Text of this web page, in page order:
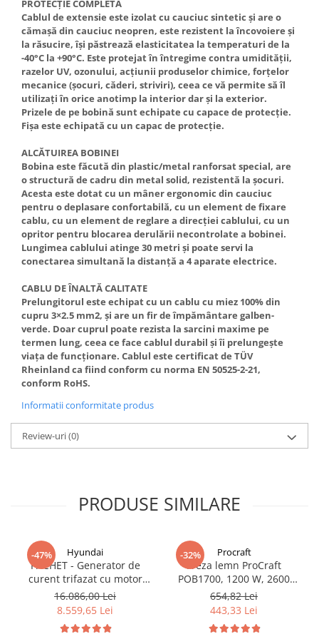
PROTECȚIE COMPLETĂ
Cablul de extensie este izolat cu cauciuc sintetic și are o
cămașă din cauciuc neopren, este rezistent la încovoiere și
la răsucire, își păstrează elasticitatea la temperaturi de la
-40°C la +90°C. Este protejat în întregime contra umidității,
razelor UV, ozonului, acțiunii produselor chimice, forțelor
mecanice (șocuri, căderi, striviri), ceea ce vă permite să îl
utilizați în orice anotimp la interior dar și la exterior.
Prizele de pe bobină sunt echipate cu capace de protecție.
Fișa este echipată cu un capac de protecție.
ALCĂTUIREA BOBINEI
Bobina este făcută din plastic/metal ranforsat special, are
o structură de cadru din metal solid, rezistentă la șocuri.
Acesta este dotat cu un mâner ergonomic din cauciuc
pentru o deplasare confortabilă, cu un element de fixare
cablu, cu un element de reglare a direcției cablului, cu un
opritor pentru blocarea derulării necontrolate a bobinei.
Lungimea cablului atinge 30 metri și poate servi la
conectarea simultană la distanță a 4 aparate electrice.
CABLU DE ÎNALTĂ CALITATE
Prelungitorul este echipat cu un cablu cu miez 100% din
cupru 3×2.5 mm2, și are un fir de împământare galben-
verde. Doar cuprul poate rezista la sarcini maxime pe
termen lung, ceea ce face cablul durabil și îi prelungește
viața de funcționare. Cablul este certificat de TÜV
Rheinland ca fiind conform cu norma EN 50525-2-21,
conform RoHS.
Informatii conformitate produs
Review-uri(0)
PRODUSE SIMILARE
-47% Hyundai
PACHET - Generator de
curent trifazat cu motor
diesel Hyundai DHY8600SE-
T, putere motor 12 CP,
Putere maxima 7.9 kVA,
tensiune 380 / 220 V +
16.086,00 Lei
8.559,65 Lei
-32% Procraft
Freza lemn ProCraft
POB1700, 1200 W, 2600
Rpm cu 12 freze pentru
lemn incluse in pachet
654,82 Lei
443,33 Lei